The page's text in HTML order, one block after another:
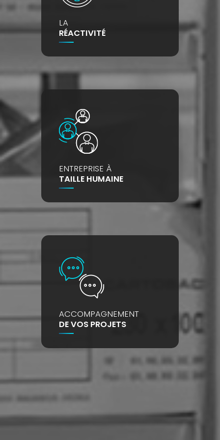
LA
RÉACTIVITÉ
ENTREPRISE À
TAILLE HUMAINE
ACCOMPAGNEMENT
DE VOS PROJETS